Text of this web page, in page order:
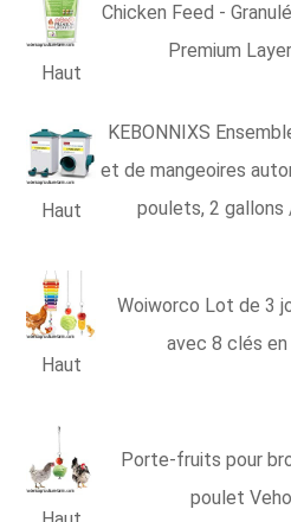
Haut
Chicken Feed -
Premium
Haut
KEBONNIXS
et de mangeoires
poulets, 2 gallons
Haut
Woiworco Lot de 3
avec 8 clés
Porte-fruits pour
poulet